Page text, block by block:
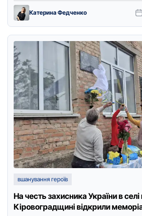
Катерина Федченко
вшанування героїв
На честь захисника України в селі
Кіровоградщині відкрили